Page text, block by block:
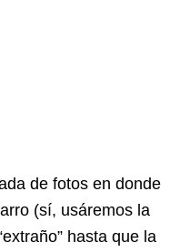
de fotos en donde
(sí, usáremos la
hasta que la